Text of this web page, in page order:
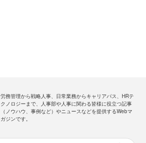
労務管理から戦略人事、日常業務からキャリアパス、HRテ
クノロジーまで、人事部や人事に関わる皆様に役立つ記事
（ノウハウ、事例など）やニュースなどを提供するWebマ
ガジンです。